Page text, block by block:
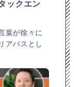
ックエン
葉が徐々に
アパスとし